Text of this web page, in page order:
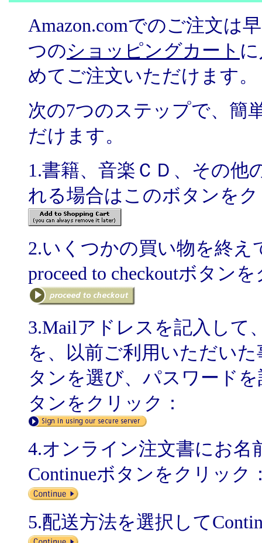
Amazon.comでのご注文は
つのショッピングカート
めてご注文いただけます。
次の7つのステップで、簡
だけます。
1.書籍、音楽ＣＤ、その他
れる場合はこのボタンを
2.いくつかの買い物を終
proceed to checkoutボタン
3.Mailアドレスを記入して
を、以前ご利用いただいた
タンを選び、パスワードを
タンをクリック：
4.オンライン注文書にお名
Continueボタンをクリック
5.配送方法を選択して